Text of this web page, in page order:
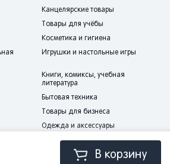
В корзину
Канцелярские товары
Товары для учёбы
Косметика и гигиена
Игрушки и настольные игры
Книги, комиксы, учебная
литература
Бытовая техника
Товары для бизнеса
Одежда и аксессуары
Мебель
Товары для авто и мототехники